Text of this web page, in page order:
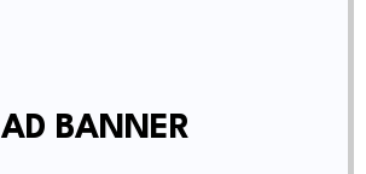
AD BANNER